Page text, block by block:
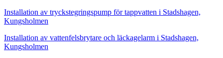
Installation av tryckstegringspump för tappvatten i Stadshagen,
Kungsholmen
Installation av vattenfelsbrytare och läckagelarm i Stadshagen,
Kungsholmen